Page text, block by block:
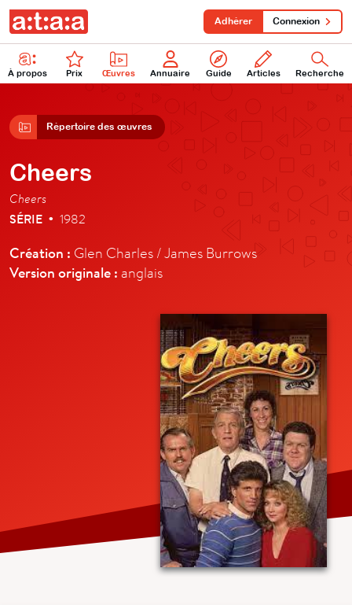
À propos Prix Œuvres Annuaire Guide Articles Recherche
Adhérer Connexion
Répertoire des œuvres
Cheers
Cheers
SÉRIE • 1982
Création : Glen Charles / James Burrows
Version originale : anglais